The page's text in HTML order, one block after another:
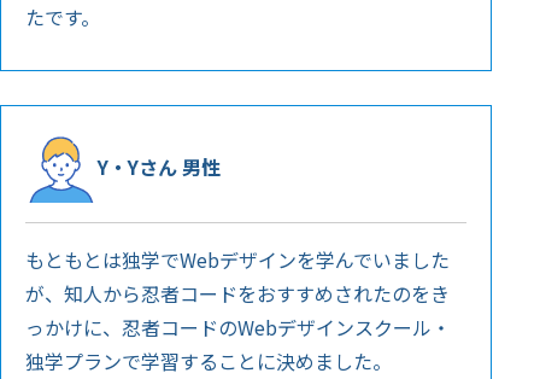
たです。
Y・Yさん 男性
もともとは独学でWebデザインを学んでいました
が、知人から忍者コードをおすすめされたのをき
っかけに、忍者コードのWebデザインスクール・
独学プランで学習することに決めました。